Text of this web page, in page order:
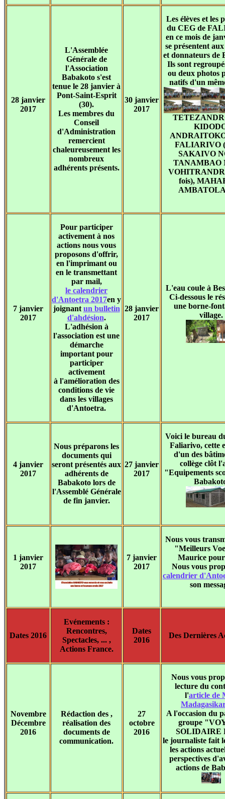
28 janvier
2017
L'Assemblée
Générale de
l'Association
Babakoto s'est
tenue le 28 janvier à
Pont-Saint-Esprit
(30).
Les membres du
Conseil
d'Administration
remercient
chaleureusement les
nombreux
adhérents présents.
30 janvier
2017
Les élèves et les
du CEG de
en ce mois de
se présentent
et donnateurs de
Ils sont
ou deux photos
natifs d'un
FALIARIVO
SAKAIVO
TANAMBAO
fois),
7 janvier
2017
Pour participer
activement à nos
actions nous vous
proposons d'offrir,
en l'imprimant ou
en le transmettant
par mail,
le calendrier
d'Antoetra 2017en y
joignantun bulletin
d'ahdésion.
L'adhésion à
l'association est une
démarche
important pour
participer
activement
à l'amélioration des
conditions de vie
dans les villages
d'Antoetra.
28 janvier
2017
L'eau coule à
Ci-dessous le
une borne-
village.
4 janvier
2017
Nous préparons les
documents qui
seront présentés aux
adhérents de
Babakoto lors de
l'Assemblé Générale
de fin janvier.
27 janvier
2017
Voici le bureau
Faliarivo, cette
d'un des
collège clôt
"Equipements
1 janvier
2017
7 janvier
2017
Nous vous
"Meilleurs
Maurice pour
Nous vous
calendrier
son
Dates 2016
Evénements :
Rencontres,
Spectacles, ... ,
Actions France.
Dates
2016
Des Dernières
Novembre
Décembre
2016
Rédaction des ,
réalisation des
documents de
communication.
27
octobre
2016
Nous vous
lecture du
l'article de
A l'occasion du
groupe
SOLIDAIRE
le journaliste fait
les actions
perspectives
actions de